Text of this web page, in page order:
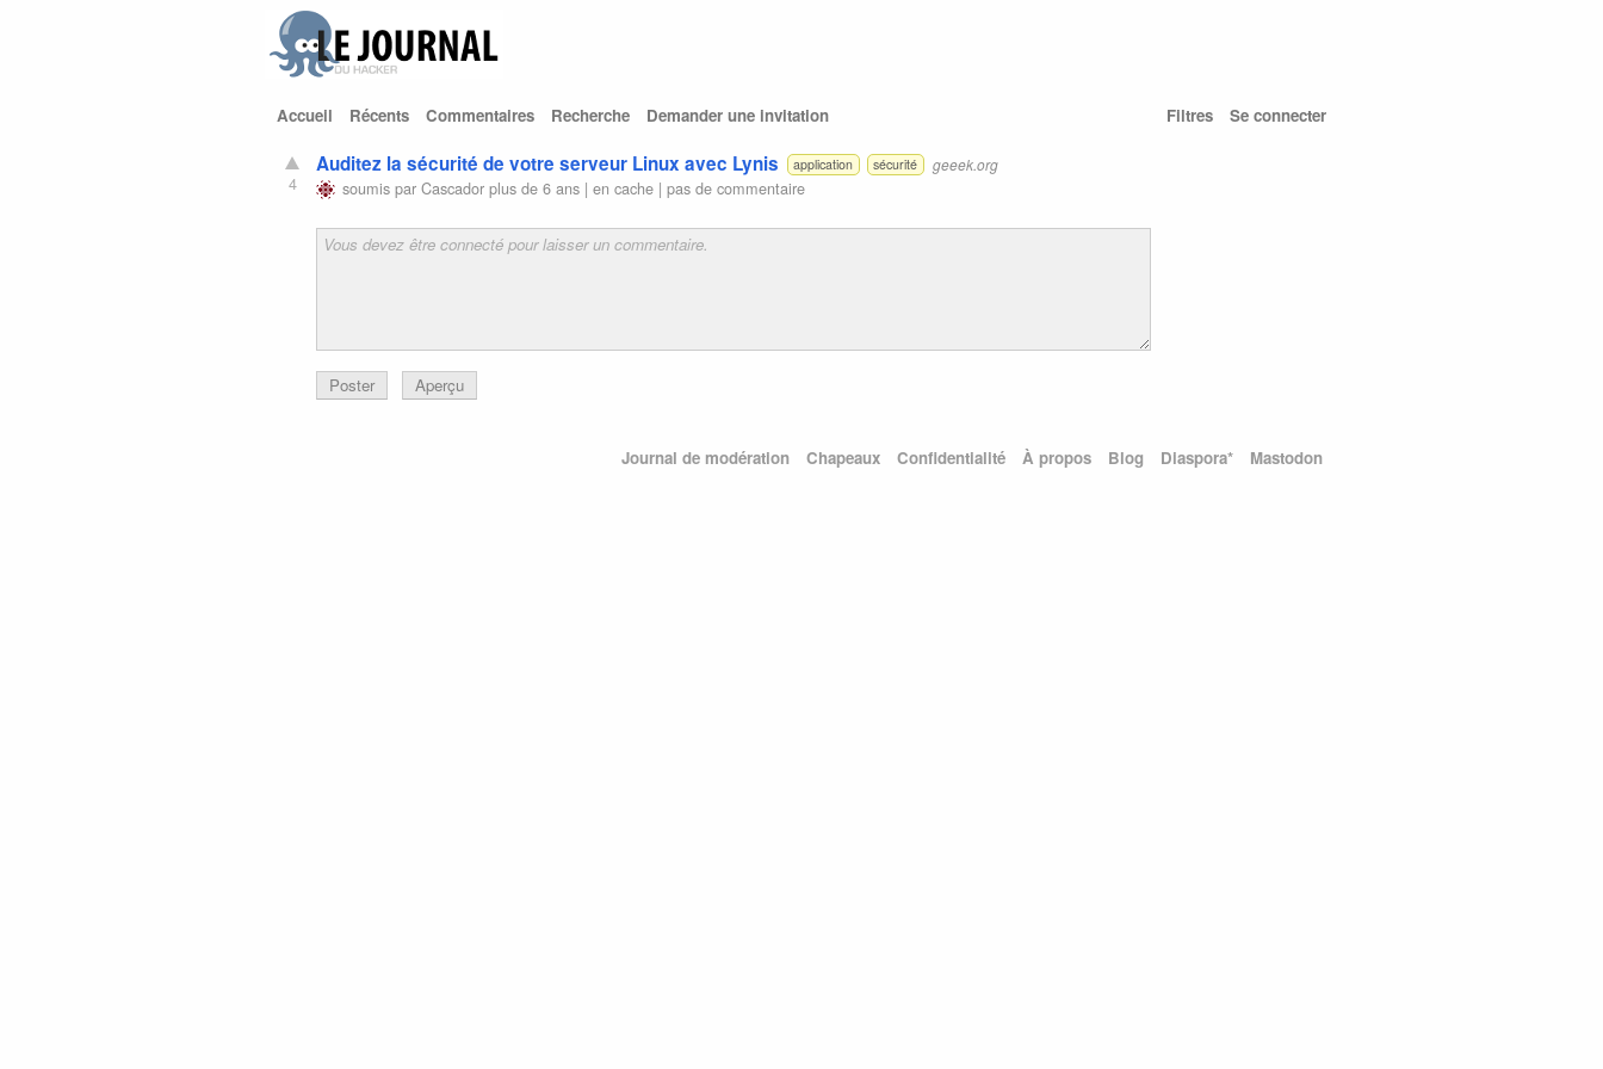
Accueil Récents Commentaires Recherche Demander une invitation Filtres Se connecter
4
Auditez la sécurité de votre serveur Linux avec Lynis application sécurité geeek.org
soumis parCascador plus de 6 ans |en cache |pas de commentaire
Poster Aperçu
Journal de modération Chapeaux Confidentialité À propos Blog Diaspora* Mastodon